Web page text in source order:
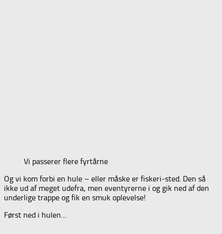
Vi passerer flere fyrtårne
Og vi kom forbi en hule – eller måske er fiskeri-sted. Den så
ikke ud af meget udefra, men eventyrerne i og gik ned af den
underlige trappe og fik en smuk oplevelse!
Først ned i hulen…